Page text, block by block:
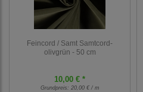
Feincord / Samt Samtcord-
olivgrün - 50 cm
10,00 € *
Grundpreis: 20,00 € / m